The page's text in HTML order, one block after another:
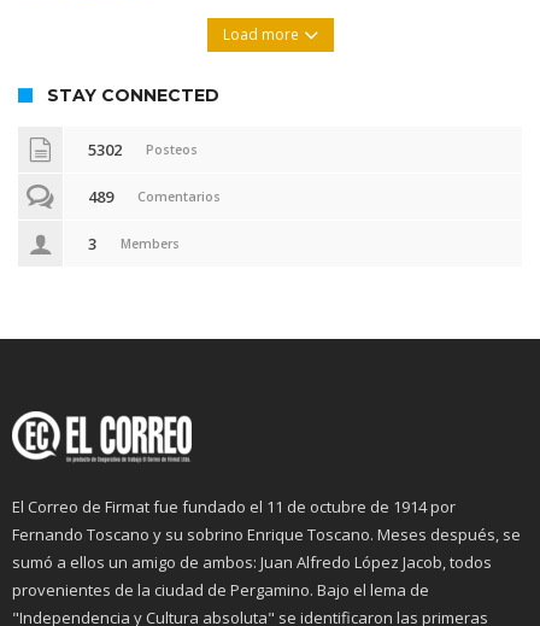
Load more
STAY CONNECTED
5302 Posteos
489 Comentarios
3 Members
El Correo de Firmat fue fundado el 11 de octubre de 1914 por
Fernando Toscano y su sobrino Enrique Toscano. Meses después, se
sumó a ellos un amigo de ambos: Juan Alfredo López Jacob, todos
provenientes de la ciudad de Pergamino. Bajo el lema de
"Independencia y Cultura absoluta" se identificaron las primeras